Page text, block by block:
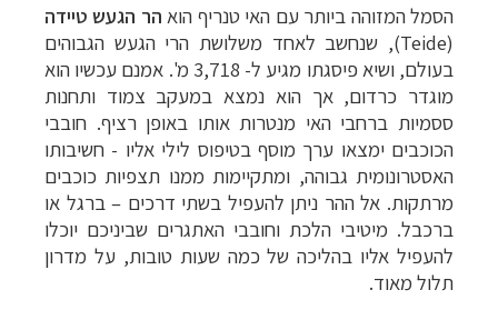
הסמל המזוהה ביותר עם האי טנריף הואהר הגעש טיידה
(
Teide), שנחשב לאחד משלושת הרי הגעש הגבוהים
בעולם, ושיא פיסגתו מגיע ל- 3,718 מ'. אמנם עכשיו הוא
מוגדר כרדום, אך הוא נמצא במעקב צמוד ותחנות
ססמיות ברחבי האי מנטרות אותו באופן רציף. חובבי
הכוכבים ימצאו ערך מוסף בטיפוס לילי אליו - חשיבותו
האסטרונומית גבוהה, ומתקיימות ממנו תצפיות כוכבים
מרתקות. אל ההר ניתן להעפיל בשתי דרכים – ברגל או
ברכבל. מיטיבי הלכת וחובבי האתגרים שביניכם יוכלו
להעפיל אליו בהליכה של כמה שעות טובות, על מדרון
תלול מאוד.